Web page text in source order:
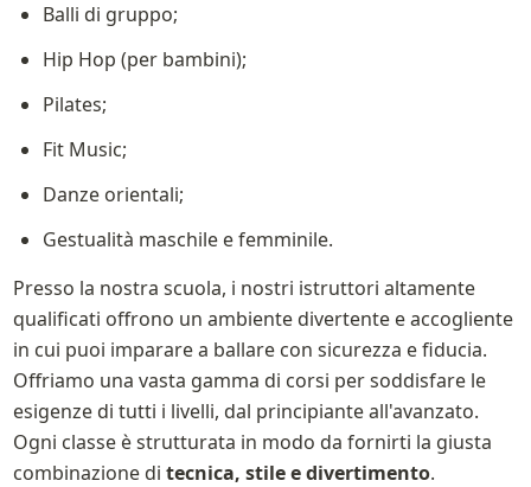
Balli di gruppo;
Hip Hop (per bambini);
Pilates;
Fit Music;
Danze orientali;
Gestualità maschile e femminile.
Presso la nostra scuola, i nostri istruttori altamente
qualificati offrono un ambiente divertente e accogliente
in cui puoi imparare a ballare con sicurezza e fiducia.
Offriamo una vasta gamma di corsi per soddisfare le
esigenze di tutti i livelli, dal principiante all'avanzato.
Ogni classe è strutturata in modo da fornirti la giusta
combinazione di tecnica, stile e divertimento.